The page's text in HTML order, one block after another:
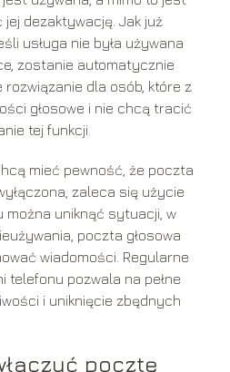
dezaktywację. Jak już
usługa nie była używana
zostanie automatycznie
dla osób, które z
głosowe i nie chcą tracić
tej funkcji.
mieć pewność, że poczta
zaleca się użycie
można uniknąć sytuacji, w
poczta głosowa
wiadomości. Regularne
telefonu pozwala na pełne
i uniknięcie zbędnych
pocztę